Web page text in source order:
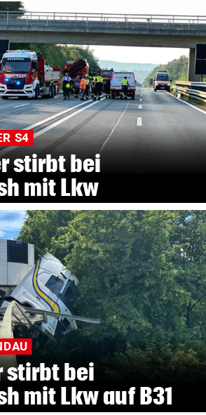
S4
stirbt bei
mit Lkw
stirbt bei
mit Lkw auf B31